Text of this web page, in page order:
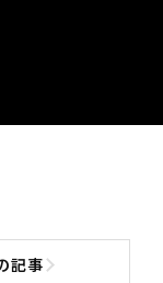
記事
次の記事へ